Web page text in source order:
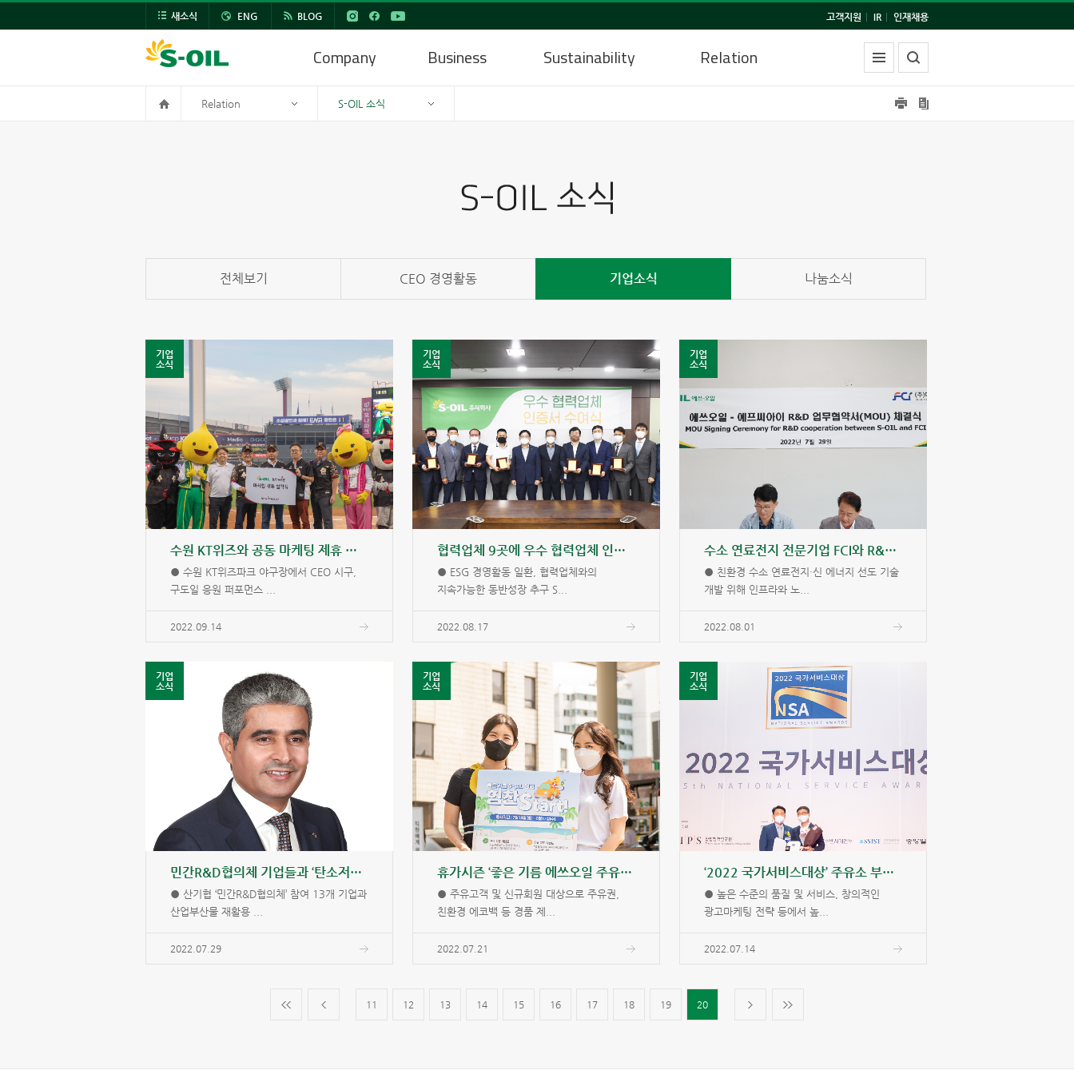
새소식 ENG BLOG 고객지원 IR 인재채용
Company Business Sustainability Relation
Relation S-OIL 소식
전체보기 CEO 경영활동 기업소식 나눔소식
기업
소식
수원 KT위즈와 공동 마케팅 제휴 협약
● 수원 KT위즈파크 야구장에서 CEO 시구,
구도일 응원 퍼포먼스 ...
2022.09.14
기업
소식
협력업체 9곳에 우수 협력업체 인증서 수여
● ESG 경영활동 일환, 협력업체와의
지속가능한 동반성장 추구 S...
2022.08.17
기업
소식
수소 연료전지 전문기업 FCI와 R&D 협업
● 친환경 수소 연료전지·신 에너지 선도 기술
개발 위해 인프라와 노...
2022.08.01
기업
소식
민간R&D협의체 기업들과 ‘탄소저감 MOU’
● 산기협 ‘민간R&D협의체’ 참여 13개 기업과
산업부산물 재활용 ...
2022.07.29
기업
소식
휴가시즌 ‘좋은 기름 에쓰오일 주유이벤트’ 시행
● 주유고객 및 신규회원 대상으로 주유권,
친환경 에코백 등 경품 제...
2022.07.21
기업
소식
‘2022 국가서비스대상’ 주유소 부문 5년 연속 수상
● 높은 수준의 품질 및 서비스, 창의적인
광고마케팅 전략 등에서 높...
2022.07.14
11 12 13 14 15 16 17 18 19 20